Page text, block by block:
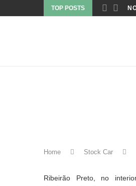
TOP POSTS
Home Stock Car
Ribeirão Preto, no